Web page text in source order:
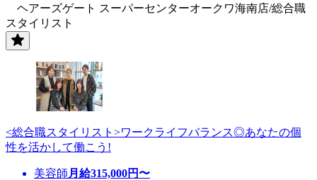
ヘアーズゲート スーパーセンターオークワ海南店/総合職
スタイリスト
<総合職スタイリスト>ワークライフバランス◎あなたの個
性を活かして働こう!
美容師 月給315,000円〜